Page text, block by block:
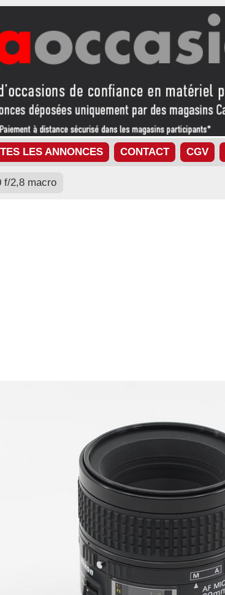
LES ANNONCES CONTACT CGV
f/2,8 macro